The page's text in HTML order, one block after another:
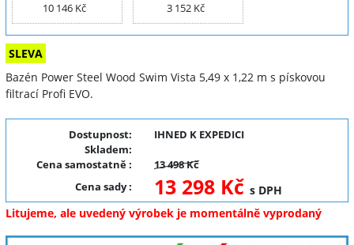
10 146 Kč 3 152 Kč
SLEVA
Bazén Power Steel Wood Swim Vista 5,49 x 1,22 m s pískovou
filtrací Profi EVO.
Dostupnost:
IHNED K EXPEDICI
Skladem:
Cena samostatně:
13 498 Kč
Cena sady: 13 298 Kč s DPH
Litujeme, ale uvedený výrobek je momentálně vyprodaný